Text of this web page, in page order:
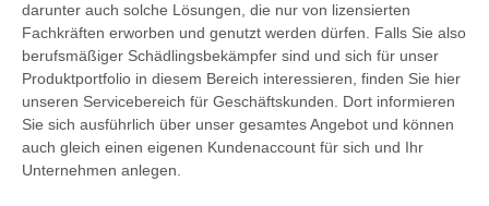
darunter auch solche Lösungen, die nur von lizensierten
Fachkräften erworben und genutzt werden dürfen. Falls Sie also
berufsmäßiger Schädlingsbekämpfer sind und sich für unser
Produktportfolio in diesem Bereich interessieren, finden Sie hier
unseren Servicebereich für Geschäftskunden. Dort informieren
Sie sich ausführlich über unser gesamtes Angebot und können
auch gleich einen eigenen Kundenaccount für sich und Ihr
Unternehmen anlegen.